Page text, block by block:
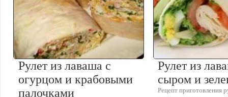
Рулет из лаваша с
огурцом и крабовыми
палочками
Рулет из
сыром и
Рецепт приготовления